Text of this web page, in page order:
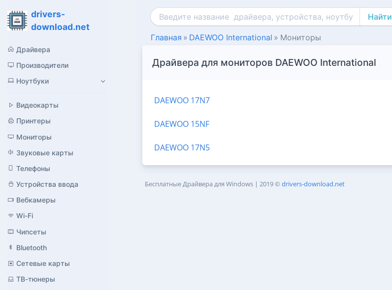
drivers-
download.net
Драйвера
Производители
Ноутбуки
Видеокарты
Принтеры
Мониторы
Звуковые карты
Телефоны
Устройства ввода
Вебкамеры
Wi-Fi
Чипсеты
Bluetooth
Сетевые карты
ТВ-тюнеры
Найти
Главная DAEWOO International Мониторы
Драйвера для мониторов DAEWOO International
DAEWOO 17N7
DAEWOO 15NF
DAEWOO 17N5
Бесплатные Драйвера для Windows | 2019 © drivers-download.net